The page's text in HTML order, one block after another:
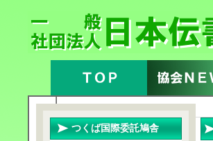
つくば国際委託鳩舎